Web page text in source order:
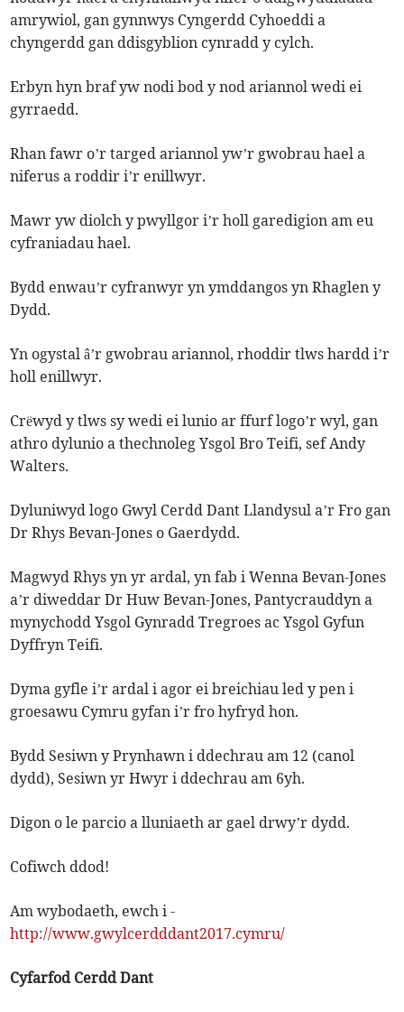
amrywiol, gan gynnwys Cyngerdd Cyhoeddi a
chyngerdd gan ddisgyblion cynradd y cylch.
Erbyn hyn braf yw nodi bod y nod ariannol wedi ei
gyrraedd.
Rhan fawr o’r targed ariannol yw’r gwobrau hael a
niferus a roddir i’r enillwyr.
Mawr yw diolch y pwyllgor i’r holl garedigion am eu
cyfraniadau hael.
Bydd enwau’r cyfranwyr yn ymddangos yn Rhaglen y
Dydd.
Yn ogystal â’r gwobrau ariannol, rhoddir tlws hardd i’r
holl enillwyr.
Crëwyd y tlws sy wedi ei lunio ar ffurf logo’r wyl, gan
athro dylunio a thechnoleg Ysgol Bro Teifi, sef Andy
Walters.
Dyluniwyd logo Gwyl Cerdd Dant Llandysul a’r Fro gan
Dr Rhys Bevan-Jones o Gaerdydd.
Magwyd Rhys yn yr ardal, yn fab i Wenna Bevan-Jones
a’r diweddar Dr Huw Bevan-Jones, Pantycrauddyn a
mynychodd Ysgol Gynradd Tregroes ac Ysgol Gyfun
Dyffryn Teifi.
Dyma gyfle i’r ardal i agor ei breichiau led y pen i
groesawu Cymru gyfan i’r fro hyfryd hon.
Bydd Sesiwn y Prynhawn i ddechrau am 12 (canol
dydd), Sesiwn yr Hwyr i ddechrau am 6yh.
Digon o le parcio a lluniaeth ar gael drwy’r dydd.
Cofiwch ddod!
Am wybodaeth, ewch i -
http://www.gwylcerdddant2017.cymru/
Cyfarfod Cerdd Dant